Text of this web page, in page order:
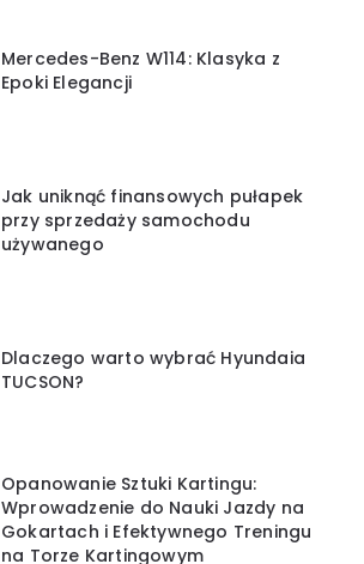
Mercedes-Benz W114: Klasyka z
Epoki Elegancji
Jak uniknąć finansowych pułapek
przy sprzedaży samochodu
używanego
Dlaczego warto wybrać Hyundaia
TUCSON?
Opanowanie Sztuki Kartingu:
Wprowadzenie do Nauki Jazdy na
Gokartach i Efektywnego Treningu
na Torze Kartingowym